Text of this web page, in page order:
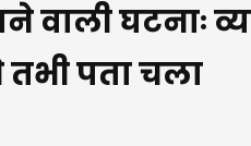
वाली घटनाः
पता चला